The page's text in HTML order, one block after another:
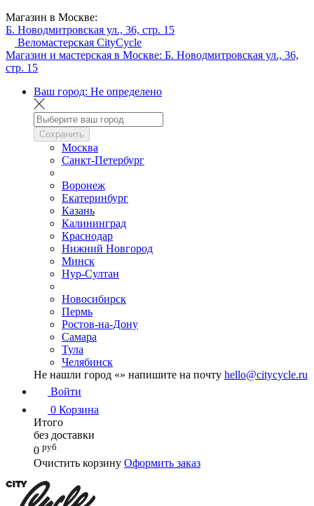
Магазин в Москве:
Б. Новодмитровская ул., 36, стр. 15
Веломастерская CityCycle
Магазин и мастерская в Москве: Б. Новодмитровская ул., 36,
стр. 15
Ваш город: Не определено
Сохранить
Москва
Санкт-Петербург
Воронеж
Екатеринбург
Казань
Калининград
Краснодар
Нижний Новгород
Минск
Нур-Султан
Новосибирск
Пермь
Ростов-на-Дону
Самара
Тула
Челябинск
Не нашли город «» напишите на почту hello@citycycle.ru
Войти
0 Корзина
Итого
без доставки
0 руб
Очистить корзину Оформить заказ